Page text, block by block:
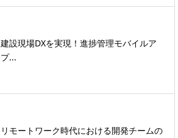
建設現場DXを実現！進捗管理モバイルア
プ...
リモートワーク時代における開発チームの